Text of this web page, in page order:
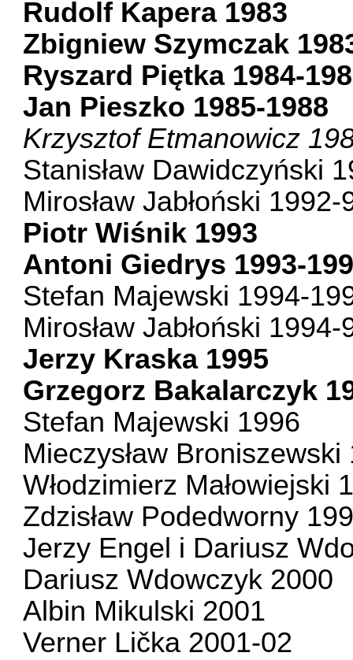
Rudolf Kapera 1983
Zbigniew Szymczak
Ryszard Piętka 1984-
Jan Pieszko 1985-1988
Krzysztof Etmanowicz
Stanisław Dawidczyński
Mirosław Jabłoński 1992-
Piotr Wiśnik 1993
Antoni Giedrys 1993-
Stefan Majewski 1994-
Mirosław Jabłoński 1994-
Jerzy Kraska 1995
Grzegorz Bakalarczyk
Stefan Majewski 1996
Mieczysław Broniszewski
Włodzimierz Małowiejski
Zdzisław Podedworny
Jerzy Engel i Dariusz
Dariusz Wdowczyk 2000
Albin Mikulski 2001
Verner Lička 2001-02